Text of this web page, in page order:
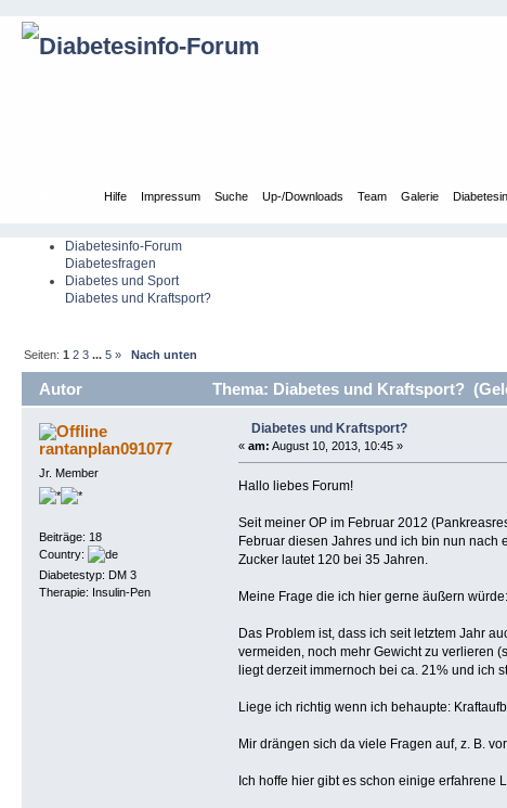
Hilfe Impressum Suche Up-/Downloads Team Galerie
Diabetesinfo-Forum
Diabetesfragen
Diabetes und Sport
Diabetes und Kraftsport?
Seiten:1 2 3 ...5 » Nach unten
Autor Thema: Diabetes und Kraftsport?
rantanplan091077
Jr. Member
Beiträge: 18
Country:
Diabetestyp: DM 3
Therapie: Insulin-Pen
Diabetes und Kraftsport?
« am: August 10, 2013, 10:45 »
Hallo liebes Forum!
Seit meiner OP im Februar 2012
Februar diesen Jahres und ich bin nun nach
Zucker lautet 120 bei 35 Jahren.
Meine Frage die ich hier gerne äußern
Das Problem ist, dass ich seit letztem Jahr
vermeiden, noch mehr Gewicht zu verlieren
liegt derzeit immernoch bei ca. 21% und ich
Liege ich richtig wenn ich behaupte:
Mir drängen sich da viele Fragen auf, z. B.
Ich hoffe hier gibt es schon einige erfahrene